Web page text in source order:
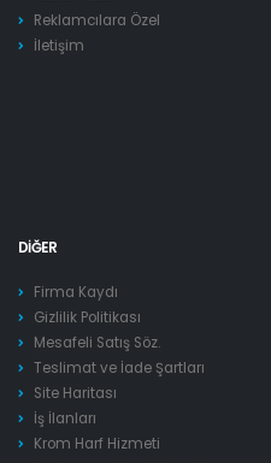
Reklamcılara Özel
İletişim
DIĞER
Firma Kaydı
Gizlilik Politikası
Mesafeli Satış Söz.
Teslimat ve İade Şartları
Site Haritası
İş İlanları
Krom Harf Hizmeti